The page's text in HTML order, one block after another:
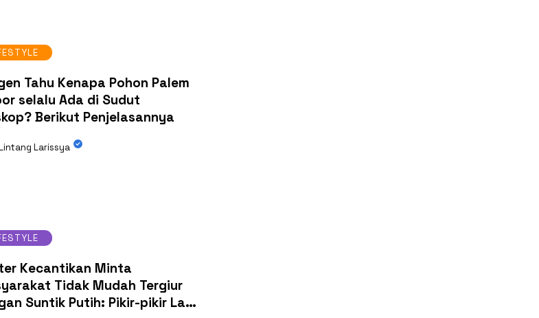
Tahu Kenapa Pohon Palem
selalu Ada di Sudut
Berikut Penjelasannya
Larissya
Kecantikan Minta
Tidak Mudah Tergiur
Suntik Putih: Pikir-pikir Lagi